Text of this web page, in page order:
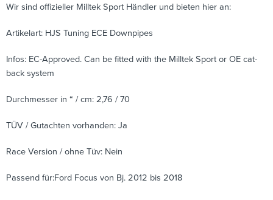
Wir sind offizieller Milltek Sport Händler und bieten hier an:
Artikelart: HJS Tuning ECE Downpipes
Infos: EC-Approved. Can be fitted with the Milltek Sport or OE cat-
back system
Durchmesser in “ / cm: 2,76 / 70
TÜV / Gutachten vorhanden: Ja
Race Version / ohne Tüv: Nein
Passend für:Ford Focus von Bj. 2012 bis 2018